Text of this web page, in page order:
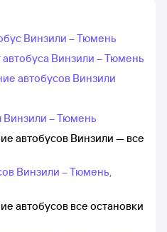
Винзили – Тюмень
Винзили – Тюмень
автобусов Винзили
– Тюмень
автобусов Винзили — все
Винзили – Тюмень,
автобусов все остановки